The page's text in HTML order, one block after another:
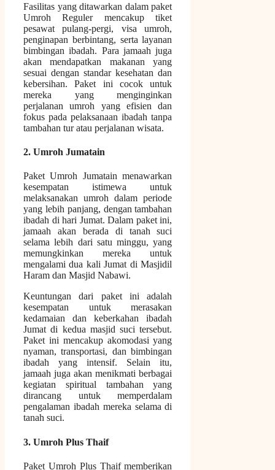
Fasilitas yang ditawarkan dalam paket
Umroh Reguler mencakup tiket
pesawat pulang-pergi, visa umroh,
penginapan berbintang, serta layanan
bimbingan ibadah. Para jamaah juga
akan mendapatkan makanan yang
sesuai dengan standar kesehatan dan
kebersihan. Paket ini cocok untuk
mereka yang menginginkan
perjalanan umroh yang efisien dan
fokus pada pelaksanaan ibadah tanpa
tambahan tur atau perjalanan wisata.
2. Umroh Jumatain
Paket Umroh Jumatain menawarkan
kesempatan istimewa untuk
melaksanakan umroh dalam periode
yang lebih panjang, dengan tambahan
ibadah di hari Jumat. Dalam paket ini,
jamaah akan berada di tanah suci
selama lebih dari satu minggu, yang
memungkinkan mereka untuk
mengalami dua kali Jumat di Masjidil
Haram dan Masjid Nabawi.
Keuntungan dari paket ini adalah
kesempatan untuk merasakan
kedamaian dan keberkahan ibadah
Jumat di kedua masjid suci tersebut.
Paket ini mencakup akomodasi yang
nyaman, transportasi, dan bimbingan
ibadah yang intensif. Selain itu,
jamaah juga akan menikmati berbagai
kegiatan spiritual tambahan yang
dirancang untuk memperdalam
pengalaman ibadah mereka selama di
tanah suci.
3. Umroh Plus Thaif
Paket Umroh Plus Thaif memberikan